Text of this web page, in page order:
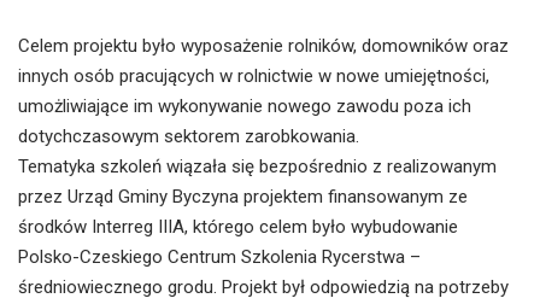
Celem projektu było wyposażenie rolników, domowników oraz
innych osób pracujących w rolnictwie w nowe umiejętności,
umożliwiające im wykonywanie nowego zawodu poza ich
dotychczasowym sektorem zarobkowania.
Tematyka szkoleń wiązała się bezpośrednio z realizowanym
przez Urząd Gminy Byczyna projektem finansowanym ze
środków Interreg IIIA, którego celem było wybudowanie
Polsko-Czeskiego Centrum Szkolenia Rycerstwa –
średniowiecznego grodu. Projekt był odpowiedzią na potrzeby